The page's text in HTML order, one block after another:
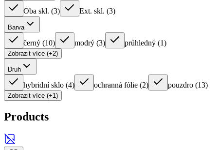
Oba skl. (3) Ext. skl. (3)
Barva
černý (10) modrý (3) průhledný (1)
Zobrazit více (+2)
Druh
hybridní sklo (4) ochranná fólie (2) pouzdro (13)
Zobrazit více (+1)
Products